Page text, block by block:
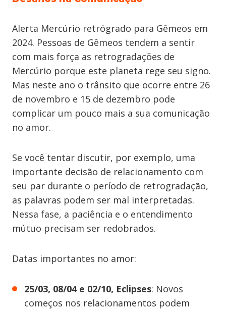
Alerta Mercúrio retrógrado para Gêmeos em
2024. Pessoas de Gêmeos tendem a sentir
com mais força as retrogradações de
Mercúrio porque este planeta rege seu signo.
Mas neste ano o trânsito que ocorre entre 26
de novembro e 15 de dezembro pode
complicar um pouco mais a sua comunicação
no amor.
Se você tentar discutir, por exemplo, uma
importante decisão de relacionamento com
seu par durante o período de retrogradação,
as palavras podem ser mal interpretadas.
Nessa fase, a paciência e o entendimento
mútuo precisam ser redobrados.
Datas importantes no amor:
25/03, 08/04 e 02/10, Eclipses: Novos
começos nos relacionamentos podem